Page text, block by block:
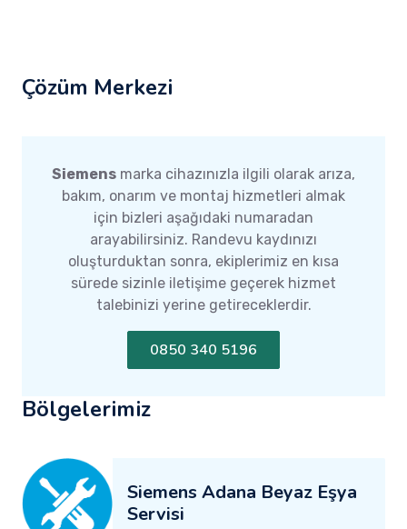
Çözüm Merkezi
Siemens marka cihazınızla ilgili olarak arıza,
bakım, onarım ve montaj hizmetleri almak
için bizleri aşağıdaki numaradan
arayabilirsiniz. Randevu kaydınızı
oluşturduktan sonra, ekiplerimiz en kısa
sürede sizinle iletişime geçerek hizmet
talebinizi yerine getireceklerdir.
0850 340 5196
Bölgelerimiz
Siemens Adana Beyaz Eşya
Servisi